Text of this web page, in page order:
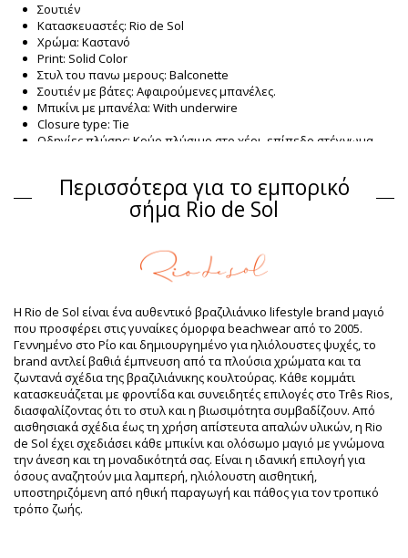
Σουτιέν
Κατασκευαστές: Rio de Sol
Χρώμα: Καστανό
Print: Solid Color
Στυλ του πανω μερους: Balconette
Σουτιέν με βάτες: Αφαιρούμενες μπανέλες.
Μπικίνι με μπανέλα: With underwire
Closure type: Tie
Οδηγίες πλύσης: Κρύο πλύσιμο στο χέρι, επίπεδο στέγνωμα
Προέλευση: Φτιαγμένο στην Βραζιλία.
Σουτιέν Καστανό Rio de Sol SPRING
Σύνθεση
Σύνθεση: 94,2% Polyamide, 5,8% Elastane
Επένδυση: 84% Biodegradable Nylon (AMNI SOUL ECO), 16%
Spandex (LYCRA) - OEKO-TEX - Chlorine Resistant
Πληροφορίες προϊόντος
Τμήμα: Γυναίκα, Σουτιέν
Η συσκευασία περιλαμβάνει: 1 x Σουτιέν (Δεν
περιλαμβάνονται άλλα αξεσουάρ)
HS CODE: 6112.41.0010
SKU: 1981126851
EAN: XS (7899810445476), S (7899810445483), M (7899810445490),
L (7899810445506), XL (7899810445513)
Βάρος: 55g / 0.12lb / 1.94oz
Βελτιωμένες ψηφιακά φωτογραφίες
Οδηγίες πλυσίματος &
Περισσότερα για το εμπορικό
σήμα Rio de Sol
Η Rio de Sol είναι ένα αυθεντικό βραζιλιάνικο lifestyle brand μαγιό
που προσφέρει στις γυναίκες όμορφα beachwear από το 2005.
Γεννημένο στο Ρίο και δημιουργημένο για ηλιόλουστες ψυχές, το
brand αντλεί βαθιά έμπνευση από τα πλούσια χρώματα και τα
ζωντανά σχέδια της βραζιλιάνικης κουλτούρας. Κάθε κομμάτι
κατασκευάζεται με φροντίδα και συνειδητές επιλογές στο Três Rios,
διασφαλίζοντας ότι το στυλ και η βιωσιμότητα συμβαδίζουν. Από
αισθησιακά σχέδια έως τη χρήση απίστευτα απαλών υλικών, η Rio
de Sol έχει σχεδιάσει κάθε μπικίνι και ολόσωμο μαγιό με γνώμονα
την άνεση και τη μοναδικότητά σας. Είναι η ιδανική επιλογή για
όσους αναζητούν μια λαμπερή, ηλιόλουστη αισθητική,
υποστηριζόμενη από ηθική παραγωγή και πάθος για τον τροπικό
τρόπο ζωής.